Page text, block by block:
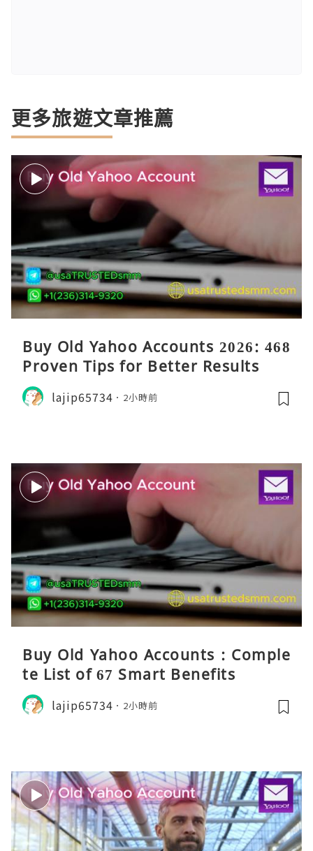
更多旅遊文章推薦
Buy Old Yahoo Accounts 2026: 468
Proven Tips for Better Results
lajip65734 2小時前
Buy Old Yahoo Accounts : Comple
te List of 67 Smart Benefits
lajip65734 2小時前